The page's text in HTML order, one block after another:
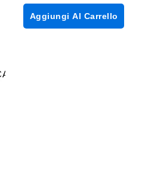
Aggiungi Al Carrello